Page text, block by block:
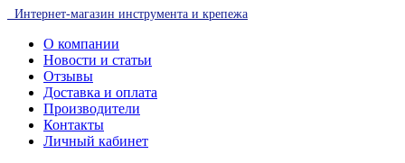
Интернет-магазин инструмента и крепежа
О компании
Новости и статьи
Отзывы
Доставка и оплата
Производители
Контакты
Личный кабинет